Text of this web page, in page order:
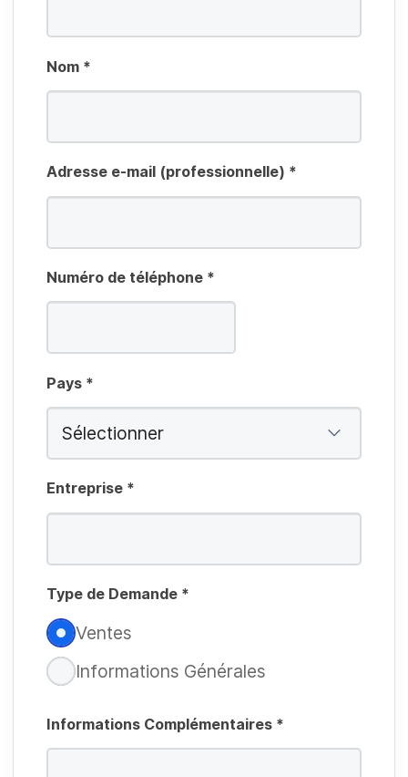
Nom *
Adresse e-mail (professionnelle) *
Numéro de téléphone *
Pays *
Entreprise *
Type de Demande *
b
l
i
g
a
t
o
Ventes
Informations Générales
Informations Complémentaires *
O
b
g
a